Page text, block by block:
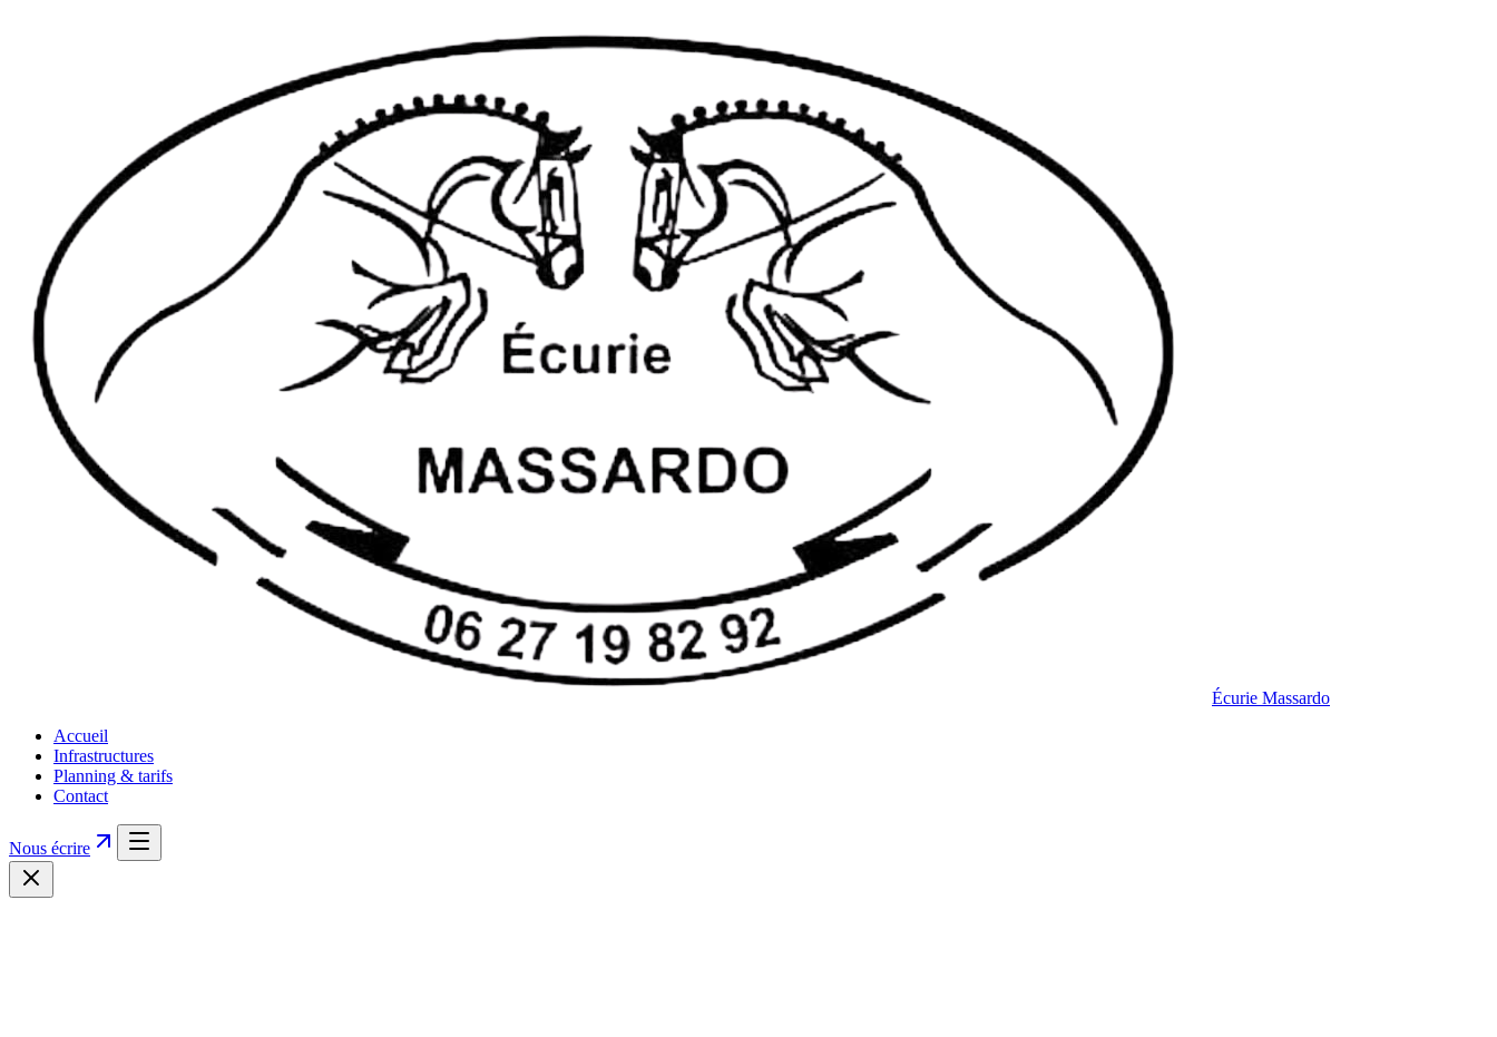
Écurie Massardo
Accueil
Infrastructures
Planning & tarifs
Contact
Nous écrire